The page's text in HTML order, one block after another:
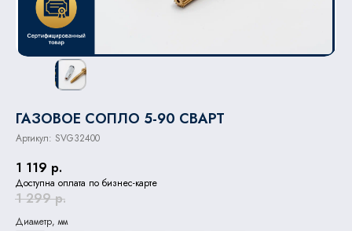
ГАЗОВОЕ СОПЛО 5-90 СВАРТ
Артикул: SVG32400
1 119 р.
Доступна оплата по бизнес-карте
1 299 р.
Диаметр, мм